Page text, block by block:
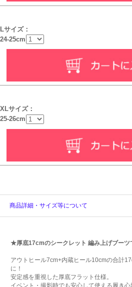
Lサイズ：
24-25cm
XLサイズ：
25-26cm
商品詳細・サイズ等について
★厚底17cmのシークレット 編み上げブー
アウトヒール7cm+内蔵ヒール10cmの合計
に！
安定感を重視した厚底フラット仕様。
イベント・撮影時でも安心して使える履き心